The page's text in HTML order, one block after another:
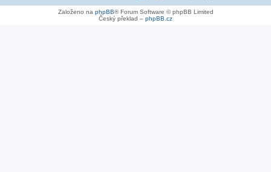
Založeno na phpBB® Forum Software © phpBB Limited
Český překlad – phpBB.cz